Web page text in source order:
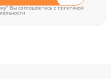
Вы соглашаетесь cполитикой